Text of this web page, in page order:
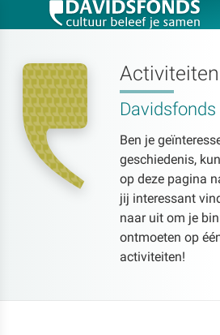
Activiteiten
Davidsfonds
Ben je
geschiedenis,
op deze pagina
jij interessant
naar uit om je
ontmoeten op
activiteiten!
Zoek:
Zoeken